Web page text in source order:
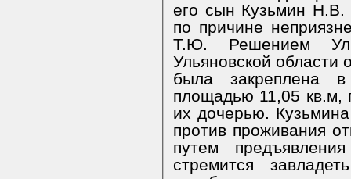
его сын Кузьмин Н.В.
по причине
Т.Ю. Решением
Ульяновской области
была закреплена
площадью 11,05 кв.м,
их дочерью.
против проживания
путем
стремится